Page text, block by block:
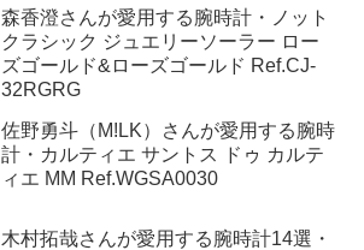
森香澄さんが愛用する腕時計・ノット
クラシック ジュエリーソーラー ロー
ズゴールド&ローズゴールド Ref.CJ-
32RGRG
佐野勇斗（M!LK）さんが愛用する腕時
計・カルティエ サントス ドゥ カルテ
ィエ MM Ref.WGSA0030
木村拓哉さんが愛用する腕時計14選・